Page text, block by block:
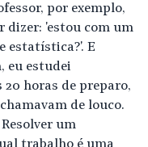
por exemplo,
dizer: 'estou com um
estatística?'. E
eu estudei
horas de preparo,
de louco.
um
trabalho é uma